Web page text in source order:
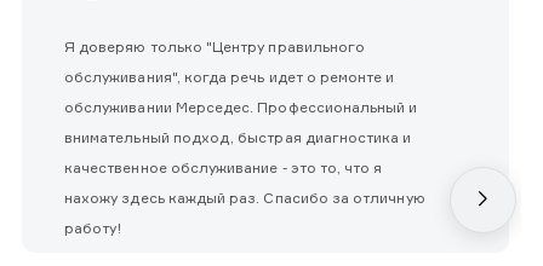
Я доверяю только "Центру правильного
обслуживания", когда речь идет о ремонте и
обслуживании Мерседес. Профессиональный и
внимательный подход, быстрая диагностика и
качественное обслуживание - это то, что я
нахожу здесь каждый раз. Спасибо за отличную
работу!